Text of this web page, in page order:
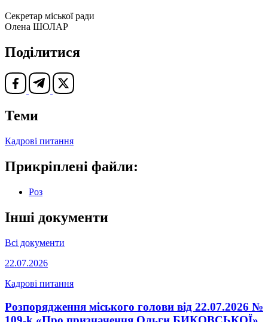
Секретар міської ради
Олена ШОЛАР
Поділитися
Теми
Кадрові питання
Прикріплені файли:
Роз
Інші документи
Всі документи
22.07.2026
Кадрові питання
Розпорядження міського голови від 22.07.2026 №